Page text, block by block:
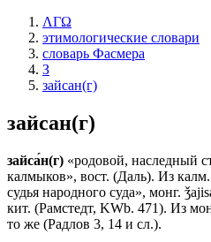
ΛΓΩ
этимологические словари
словарь Фасмера
З
зайсан(г)
зайсан(г)
зайса́н(г) «родовой, наследный
калмыков», вост. (Даль). Из
судья народного суда», монг.
кит. (Рамстедт, KWb. 471). Из
то же (Радлов 3, 14 и сл.).